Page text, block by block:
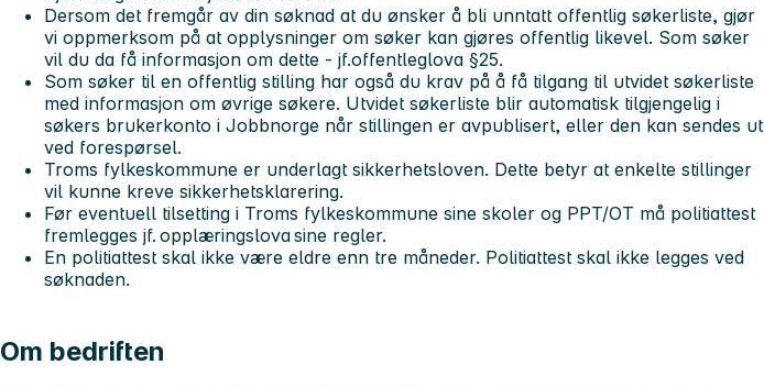
Dersom det fremgår av din søknad at du ønsker å bli unntatt offentlig søkerliste, gjør
vi oppmerksom på at opplysninger om søker kan gjøres offentlig likevel. Som søker
vil du da få informasjon om dette - jf.offentleglova §25.
Som søker til en offentlig stilling har også du krav på å få tilgang til utvidet søkerliste
med informasjon om øvrige søkere. Utvidet søkerliste blir automatisk tilgjengelig i
søkers brukerkonto i Jobbnorge når stillingen er avpublisert, eller den kan sendes ut
ved forespørsel.
Troms fylkeskommune er underlagt sikkerhetsloven. Dette betyr at enkelte stillinger
vil kunne kreve sikkerhetsklarering.
Før eventuell tilsetting i Troms fylkeskommune sine skoler og PPT/OT må politiattest
fremlegges jf. opplæringslova sine regler.
En politiattest skal ikke være eldre enn tre måneder. Politiattest skal ikke legges ved
søknaden.
Om bedriften